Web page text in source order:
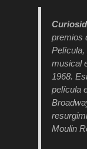
premios
Película,
musical
1968.
película
Moulin